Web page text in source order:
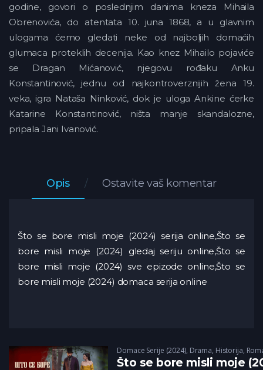
godine, govori o poslednjim danima kneza Mihaila
Obrenovića, do atentata 10. juna 1868, a u glavnim
ulogama ćemo gledati neke od najboljih domaćih
glumaca proteklih decenija. Kao knez Mihailo pojaviće
se Dragan Mićanović, njegovu rođaku Anku
Konstantinović, jednu od najkontroverznijih žena 19.
veka, igra Nataša Ninković, dok je uloga Ankine ćerke
Katarine Konstantinović, ništa manje skandalozne,
pripala Jani Ivanović.
Opis Ostavite vaš komentar
Što se bore misli moje (2024) serija online,Što se
bore misli moje (2024) gledaj seriju online,Što se
bore misli moje (2024) sve epizode online,Što se
bore misli moje (2024) domaca serija online
Domace Serije (2024), Drama, Historija,
Što se bore misli moje